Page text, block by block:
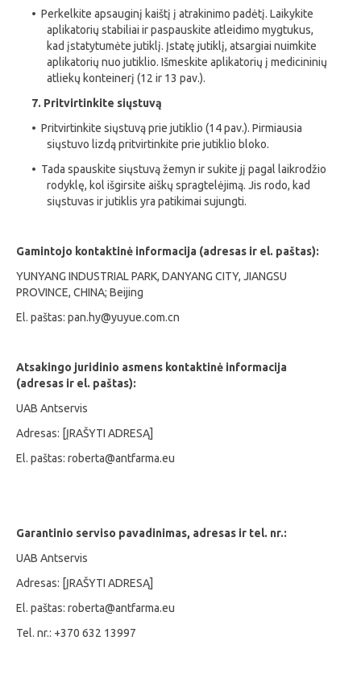
• Perkelkite apsauginį kaištį į atrakinimo padėtį. Laikykite
aplikatorių stabiliai ir paspauskite atleidimo mygtukus,
kad įstatytumėte jutiklį. Įstatę jutiklį, atsargiai nuimkite
aplikatorių nuo jutiklio. Išmeskite aplikatorių į medicininių
atliekų konteinerį (12 ir 13 pav.).
7. Pritvirtinkite siųstuvą
• Pritvirtinkite siųstuvą prie jutiklio (14 pav.). Pirmiausia
siųstuvo lizdą pritvirtinkite prie jutiklio bloko.
• Tada spauskite siųstuvą žemyn ir sukite jį pagal laikrodžio
rodyklę, kol išgirsite aiškų spragtelėjimą. Jis rodo, kad
siųstuvas ir jutiklis yra patikimai sujungti.
Gamintojo kontaktinė informacija (adresas ir el. paštas):
YUNYANG INDUSTRIAL PARK, DANYANG CITY, JIANGSU
PROVINCE, CHINA; Beijing
El. paštas: pan.hy@yuyue.com.cn
Atsakingo juridinio asmens kontaktinė informacija
(adresas ir el. paštas):
UAB Antservis
Adresas: [ĮRAŠYTI ADRESĄ]
El. paštas: roberta@antfarma.eu
Garantinio serviso pavadinimas, adresas ir tel. nr.:
UAB Antservis
Adresas: [ĮRAŠYTI ADRESĄ]
El. paštas: roberta@antfarma.eu
Tel. nr.: +370 632 13997